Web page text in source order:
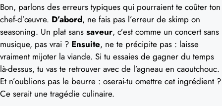
Bon, parlons des erreurs typiques qui pourraient te coûter ton
chef-d’œuvre. D’abord, ne fais pas l’erreur de skimp on
seasoning. Un plat sans saveur, c’est comme un concert sans
musique, pas vrai ? Ensuite, ne te précipite pas : laisse
vraiment mijoter la viande. Si tu essaies de gagner du temps
là-dessus, tu vas te retrouver avec de l’agneau en caoutchouc.
Et n’oublions pas le beurre : oserai-tu omettre cet ingrédient ?
Ce serait une tragédie culinaire.